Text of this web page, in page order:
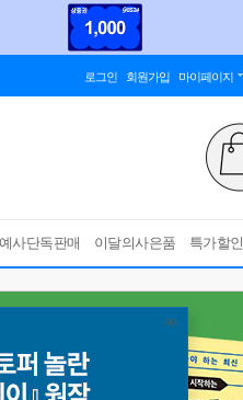
로그인 회원가입 마이페이지
예사단독판매 이달의사은품 특가할인